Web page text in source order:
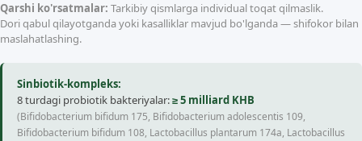
Qarshi ko'rsatmalar: Tarkibiy qismlarga individual toqat qilmaslik.
Dori qabul qilayotganda yoki kasalliklar mavjud bo'lganda — shifokor bilan
maslahatlashing.
Sinbiotik-kompleks:
8 turdagi probiotik bakteriyalar:≥ 5 milliard KHB
(Bifidobacterium bifidum 175, Bifidobacterium adolescentis 109,
Bifidobacterium bifidum 108, Lactobacillus plantarum 174a, Lactobacillus